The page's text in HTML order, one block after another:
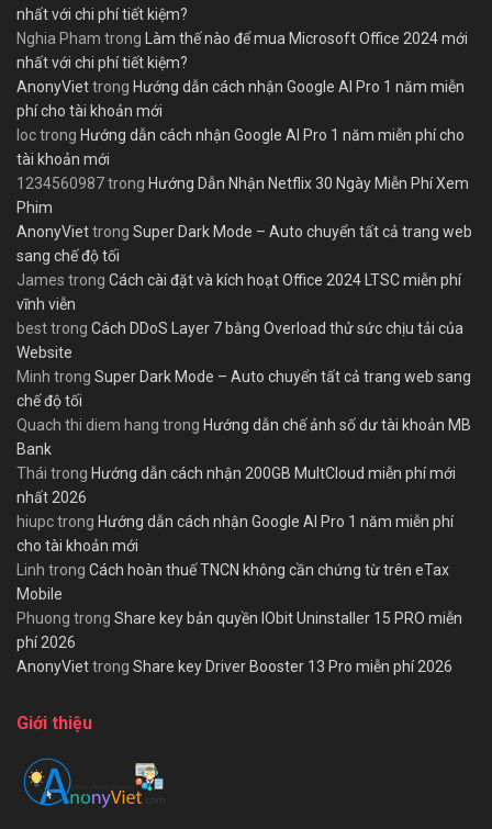
nhất với chi phí tiết kiệm?
Nghia Pham trong Làm thế nào để mua Microsoft Office 2024 mới
nhất với chi phí tiết kiệm?
AnonyViettrong Hướng dẫn cách nhận Google AI Pro 1 năm miễn
phí cho tài khoản mới
loctrong Hướng dẫn cách nhận Google AI Pro 1 năm miễn phí cho
tài khoản mới
1234560987trong Hướng Dẫn Nhận Netflix 30 Ngày Miễn Phí Xem
Phim
AnonyViettrong Super Dark Mode – Auto chuyển tất cả trang web
sang chế độ tối
James trong Cách cài đặt và kích hoạt Office 2024 LTSC miễn phí
vĩnh viễn
besttrong Cách DDoS Layer 7 bằng Overload thử sức chịu tải của
Website
Minh trong Super Dark Mode – Auto chuyển tất cả trang web sang
chế độ tối
Quach thi diem hang trong Hướng dẫn chế ảnh số dư tài khoản MB
Bank
Thái trong Hướng dẫn cách nhận 200GB MultCloud miễn phí mới
nhất 2026
hiupctrong Hướng dẫn cách nhận Google AI Pro 1 năm miễn phí
cho tài khoản mới
Linh trong Cách hoàn thuế TNCN không cần chứng từ trên eTax
Mobile
Phuong trong Share key bản quyền IObit Uninstaller 15 PRO miễn
phí 2026
AnonyViettrong Share key Driver Booster 13 Pro miễn phí 2026
Giới thiệu